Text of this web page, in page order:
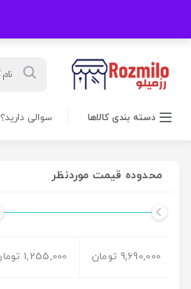
search
دسته بندی کالاها سوالی دارید؟
محدوده قیمت موردنظر
1,255,000 تومان 9,690,000 تومان